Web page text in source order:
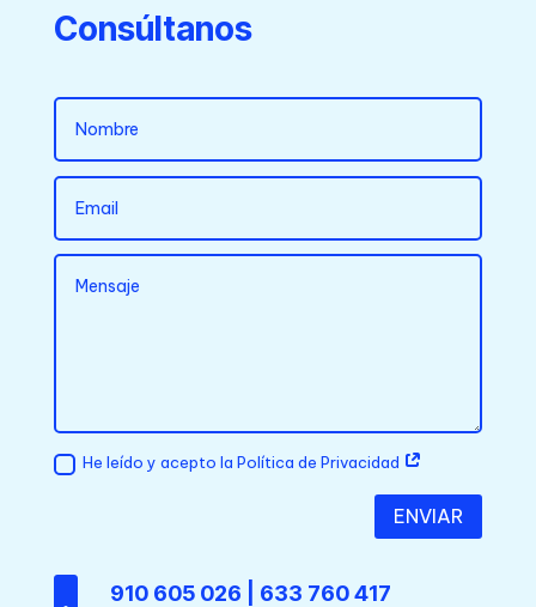
Consúltanos
He leído y acepto la Política de Privacidad
ENVIAR
910 605 026 | 633 760 417